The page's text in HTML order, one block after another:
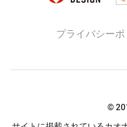
プライバシー
©